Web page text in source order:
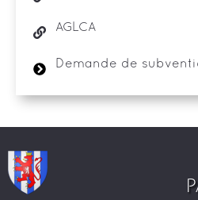
AGLCA
Demande de